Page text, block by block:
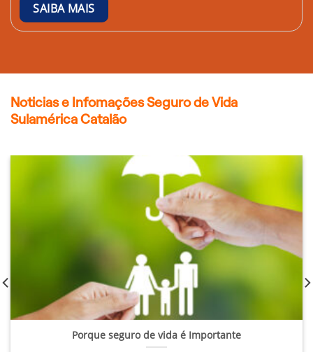
SAIBA MAIS
Noticias e Infomações Seguro de Vida
Sulamérica Catalão
Porque seguro de vida é Importante